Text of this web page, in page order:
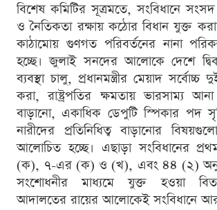
বিশেষ কমিটির সূত্রমতে, সংবিধানে
ও নৈতিকতা রক্ষায় কঠোর বিধান যুক্ত করার
কাঠামোয় গুণগত পরিবর্তনের নানা
হচ্ছে। জুলাই সনদের আলোকে দেশে
ব্যবস্থা চালু, প্রধানমন্ত্রীর মেয়াদ সর্বোচ্চ
করা, রাষ্ট্রপতির ক্ষমতায় ভারসাম্য
বাড়ানো, একাধিক ডেপুটি স্পিকার পদ
নারীদের প্রতিনিধিত্ব বাড়ানোর
আলোচিত হচ্ছে। এছাড়া সংবিধানের
(ক), ৭-এর (ক) ও (খ), এবং ৪৪ (২)
সংশোধনীর মাধ্যমে যুক্ত হওয়া
আদালতের রায়ের আলোকেই সংবিধানে আর